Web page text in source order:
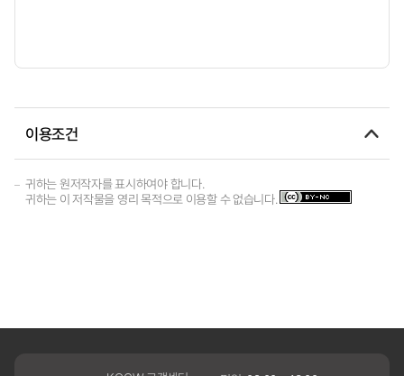
이용조건
귀하는 원저작자를 표시하여야 합니다.
귀하는 이 저작물을 영리 목적으로 이용할 수 없습니다.